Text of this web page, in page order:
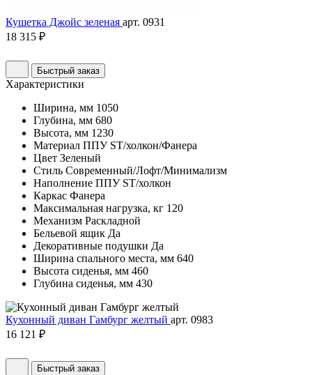
Кушетка Джойс зеленая арт. 0931
18 315 ₽
Быстрый заказ
Характеристики
Ширина, мм 1050
Глубина, мм 680
Высота, мм 1230
Материал ППУ ST/холкон/Фанера
Цвет Зеленый
Стиль Современный/Лофт/Минимализм
Наполнение ППУ ST/холкон
Каркас Фанера
Максимальная нагрузка, кг 120
Механизм Раскладной
Бельевой ящик Да
Декоративные подушки Да
Ширина спального места, мм 640
Высота сиденья, мм 460
Глубина сиденья, мм 430
Кухонный диван Гамбург желтый арт. 0983
16 121 ₽
Быстрый заказ